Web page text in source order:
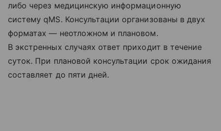
либо через медицинскую информационную
систему qMS. Консультации организованы в двух
форматах — неотложном и плановом.
В экстренных случаях ответ приходит в течение
суток. При плановой консультации срок ожидания
составляет до пяти дней.